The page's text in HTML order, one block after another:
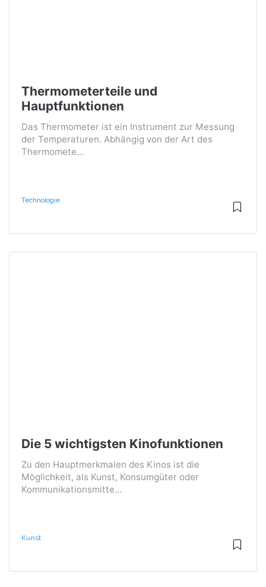
Thermometerteile und
Hauptfunktionen
Das Thermometer ist ein Instrument zur Messung
der Temperaturen. Abhängig von der Art des
Thermomete...
Technologie
Die 5 wichtigsten Kinofunktionen
Zu den Hauptmerkmalen des Kinos ist die
Möglichkeit, als Kunst, Konsumgüter oder
Kommunikationsmitte...
Kunst